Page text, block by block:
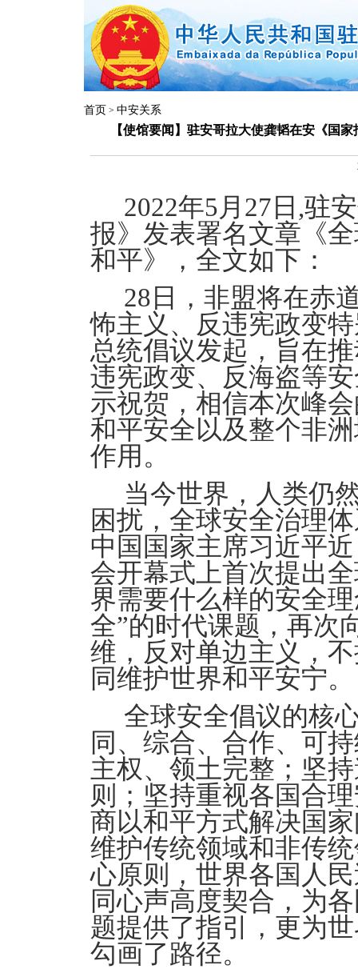
首页 > 中安关系
【使馆要闻】驻安哥拉大使龚韬在安《国
2022年5月27日,驻
报》发表署名文章《
和平》，全文如下
28 日，非盟将在赤
怖主义、反违宪政变
总统倡议发起，旨在
违宪政变、反海盗等
示祝贺，相信本次峰
和平安全以及整个非
作用。
当今世界，人类仍
困扰，全球安全治理
中国国家主席习近平
会开幕式上首次提出
界需要什么样的安全
全”的时代课题，再次
维，反对单边主义，
同维护世界和平安宁。
全球安全倡议的核
同、综合、合作、可
主权、领土完整；坚
则；坚持重视各国合
商以和平方式解决国
维护传统领域和非传
心原则，世界各国人
同心声高度契合，为
题提供了指引，更为
勾画了路径。